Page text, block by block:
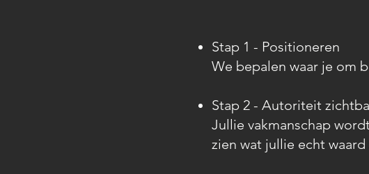
Stap 1 - Positioneren
We bepalen waar je om
Stap 2 - Autoriteit
Jullie vakmanschap
zien wat jullie echt waard